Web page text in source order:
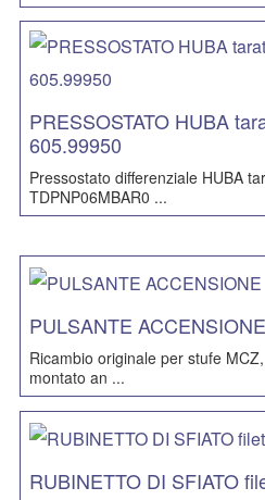
PRESSOSTATO HUBA
605.99950
Pressostato differenziale HUBA
TDPNP06MBAR0 ...
PULSANTE ACCENSIONE
Ricambio originale per stufe
montato an ...
RUBINETTO DI SFIATO